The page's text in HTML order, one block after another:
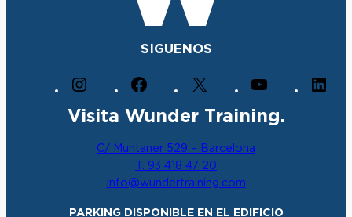
SIGUENOS
s
c
b
o
o
u
Visita Wunder Training.
C/ Muntaner 529 – Barcelona
T. 93 418 47 20
info@wundertraining.com
PARKING DISPONIBLE EN EL EDIFICIO